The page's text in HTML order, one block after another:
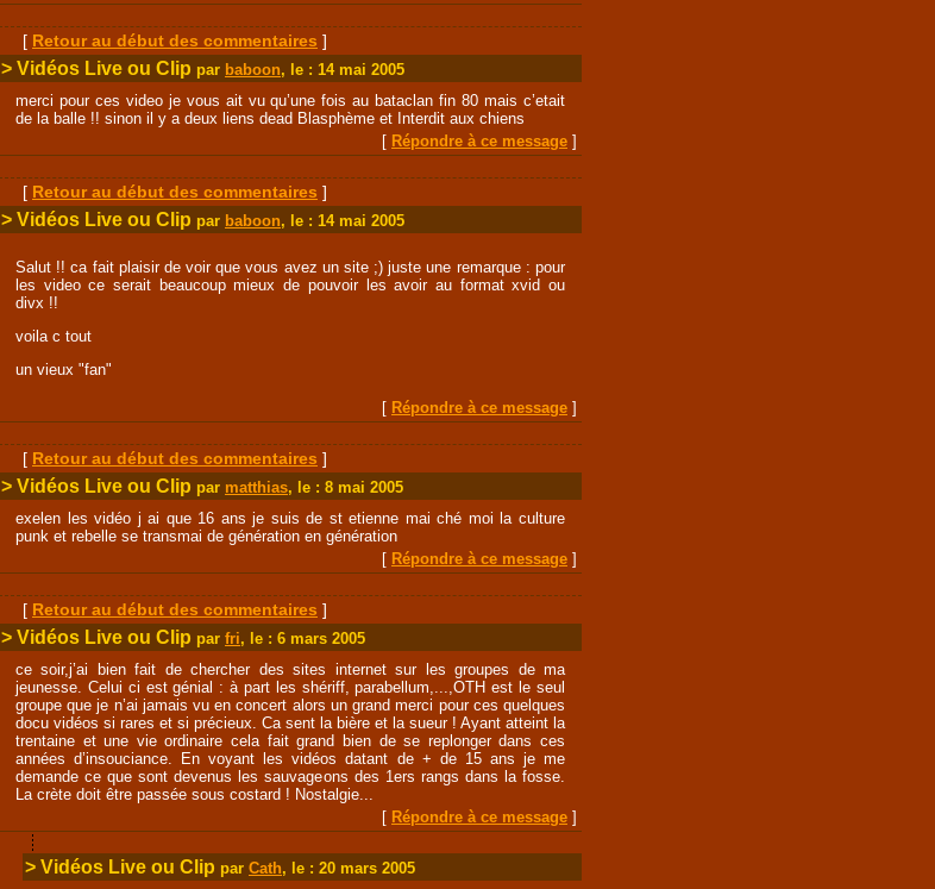
[ Retour au début des commentaires ]
> Vidéos Live ou Clip par baboon, le : 14 mai 2005
merci pour ces video je vous ait vu qu’une fois au bataclan fin 80 mais c’etait
de la balle !! sinon il y a deux liens dead Blasphème et Interdit aux chiens
[ Répondre à ce message ]
[ Retour au début des commentaires ]
> Vidéos Live ou Clip par baboon, le : 14 mai 2005
Salut !! ca fait plaisir de voir que vous avez un site ;) juste une remarque : pour
les video ce serait beaucoup mieux de pouvoir les avoir au format xvid ou
divx !!
voila c tout
un vieux "fan"
[ Répondre à ce message ]
[ Retour au début des commentaires ]
> Vidéos Live ou Clip par matthias, le : 8 mai 2005
exelen les vidéo j ai que 16 ans je suis de st etienne mai ché moi la culture
punk et rebelle se transmai de génération en génération
[ Répondre à ce message ]
[ Retour au début des commentaires ]
> Vidéos Live ou Clip par fri, le : 6 mars 2005
ce soir,j’ai bien fait de chercher des sites internet sur les groupes de ma
jeunesse. Celui ci est génial : à part les shériff, parabellum,...,OTH est le seul
groupe que je n’ai jamais vu en concert alors un grand merci pour ces quelques
docu vidéos si rares et si précieux. Ca sent la bière et la sueur ! Ayant atteint la
trentaine et une vie ordinaire cela fait grand bien de se replonger dans ces
années d’insouciance. En voyant les vidéos datant de + de 15 ans je me
demande ce que sont devenus les sauvageons des 1ers rangs dans la fosse.
La crète doit être passée sous costard ! Nostalgie...
[ Répondre à ce message ]
> Vidéos Live ou Clip par Cath, le : 20 mars 2005